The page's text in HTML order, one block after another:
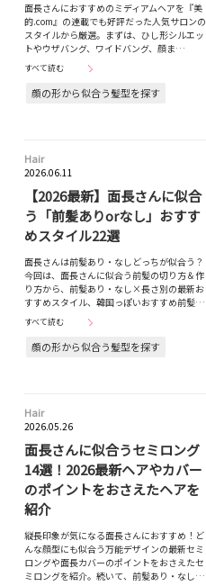
面長さんにおすすめのミディアムヘアを『美
的.com』の連載でも好評だった人気サロンの
スタイルから厳選。まずは、ひし形シルエッ
トやウザバング、ワイドバング、顔ま…
すべて読む
顔の形から似合う髪型を探す
Hair
2026.06.11
【2026最新】面長さんに似合
う「前髪ありorなし」おすす
めスタイル22選
面長さんは前髪あり・なしどっちが似合う？
今回は、面長さんに似合う前髪の切り方＆作
り方から、前髪あり・なし×長さ別の最新お
すすめスタイル、韓国っぽいおすすめ前髪…
すべて読む
顔の形から似合う髪型を探す
Hair
2026.05.26
面長さんに似合うセミロング
14選！2026最新ヘアやカバー
のポイントをおさえたヘアを
紹介
縦長印象が気になる面長さんにおすすめ！ど
んな顔型にも似合う万能デザインの最新セミ
ロングや面長カバーのポイントをおさえたセ
ミロングを紹介。続いて、前髪あり・なし…